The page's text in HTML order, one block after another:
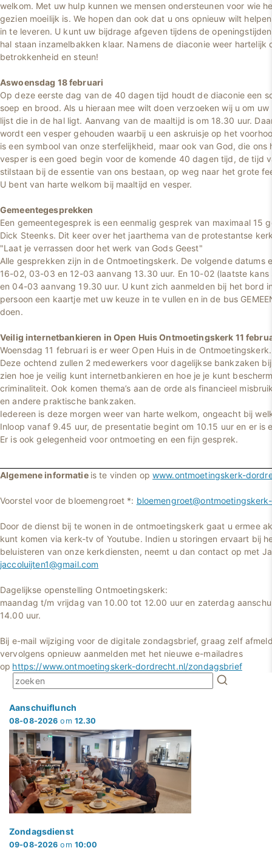
welkom. Met uw hulp kunnen we mensen ondersteunen voor wie
gezien moeilijk is. We hopen dan ook dat u ons opnieuw wilt
in te leveren. U kunt uw bijdrage afgeven tijdens de
hal staan inzamelbakken klaar. Namens de diaconie weer hartelijk
betrokkenheid en steun!
Aswoensdag 18 februari
Op deze eerste dag van de 40 dagen tijd houdt de diaconie een
soep en brood. Als u hieraan mee wilt doen verzoeken wij u om
lijst die in de hal ligt. Aanvang van de maaltijd is om 18.30 uur.
wordt een vesper gehouden waarbij u een askruisje op het
is een symbool van onze sterfelijkheid, maar ook van God, die ons
vesper is een goed begin voor de komende 40 dagen tijd, de tijd
stilstaan bij de essentie van ons bestaan, op weg naar het grote
U bent van harte welkom bij maaltijd en vesper.
Gemeentegesprekken
Een gemeentegesprek is een eenmalig gesprek van maximaal 15
Dick Steenks. Dit keer over het jaarthema van de protestantse
"Laat je verrassen door het werk van Gods Geest"
Alle gesprekken zijn in de Ontmoetingskerk. De volgende datums
16-02, 03-03 en 12-03 aanvang 13.30 uur. En 10-02 (laatste
en 04-03 aanvang 19.30 uur. U kunt zich aanmelden bij het bord
persoon een kaartje met uw keuze in te vullen en in de bus
doen.
Veilig internetbankieren in Open Huis Ontmoetingskerk 11
Woensdag 11 februari is er weer Open Huis in de Ontmoetingskerk.
Deze ochtend zullen 2 medewerkers voor dagelijkse bankzaken
zien hoe je veilig kunt internetbankieren en hoe je je kunt
criminaliteit. Ook komen thema’s aan de orde als financieel
en andere praktische bankzaken.
Iedereen is deze morgen weer van harte welkom, ongeacht bij
Inloop vanaf 9.45 uur, de presentatie begint om 10.15 uur en er is
Er is ook gelegenheid voor ontmoeting en een fijn gesprek.
Algemene informatie is te vinden opwww.ontmoetingskerk-
Voorstel voor de bloemengroet *:
Door de dienst bij te wonen in de ontmoetingskerk gaat u ermee
kunt komen via kerk-tv of Youtube. Indien u storingen ervaart bij
beluisteren van onze kerkdiensten, neemt u dan contact op met
jaccoluijten1@gmail.com
Dagelijkse openstelling Ontmoetingskerk:
maandag t/m vrijdag van 10.00 tot 12.00 uur en zaterdag
14.00 uur.
Bij e-mail wijziging voor de digitale zondagsbrief, graag zelf
vervolgens opnieuw aanmelden met het nieuwe e-mailadres
op https://www.ontmoetingskerk-dordrecht.nl/zondagsbrief
Aanschuiflunch
08-08-2026 om 12.30
Zondagsdienst
09-08-2026 om 10:00